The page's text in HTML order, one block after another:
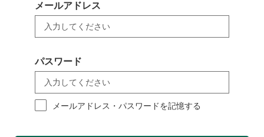
メールアドレス
パスワード
メールアドレス・パスワードを記憶する